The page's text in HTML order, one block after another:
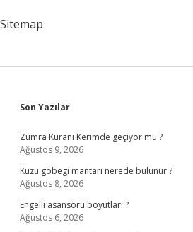
Sitemap
Sidebar
Son Yazılar
Zümra Kuranı Kerimde geçiyor mu ?
Ağustos 9, 2026
Kuzu göbegi mantarı nerede bulunur ?
Ağustos 8, 2026
Engelli asansörü boyutları ?
Ağustos 6, 2026